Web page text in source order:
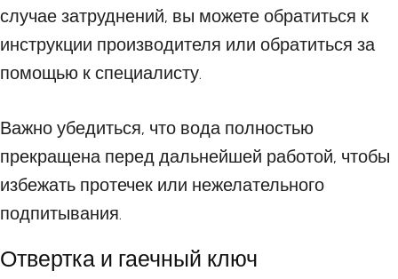
случае затруднений, вы можете обратиться к
инструкции производителя или обратиться за
помощью к специалисту.
Важно убедиться, что вода полностью
прекращена перед дальнейшей работой, чтобы
избежать протечек или нежелательного
подпитывания.
Отвертка и гаечный ключ